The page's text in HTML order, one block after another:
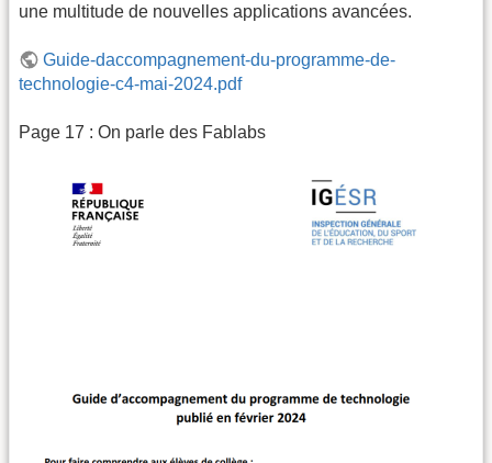
une multitude de nouvelles applications avancées.
Guide-daccompagnement-du-programme-de-
technologie-c4-mai-2024.pdf
Page 17 : On parle des Fablabs